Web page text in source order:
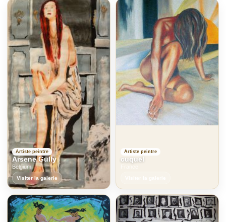
Artiste peintre
Arsene Gully
Belgium
Visiter la galerie
Artiste peintre
cuquel